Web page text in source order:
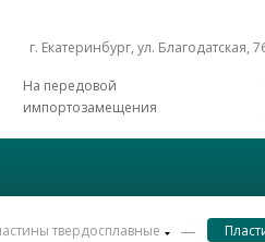
г. Екатеринбург, ул. Благодатская,
На передовой
импортозамещения
твердосплавные —